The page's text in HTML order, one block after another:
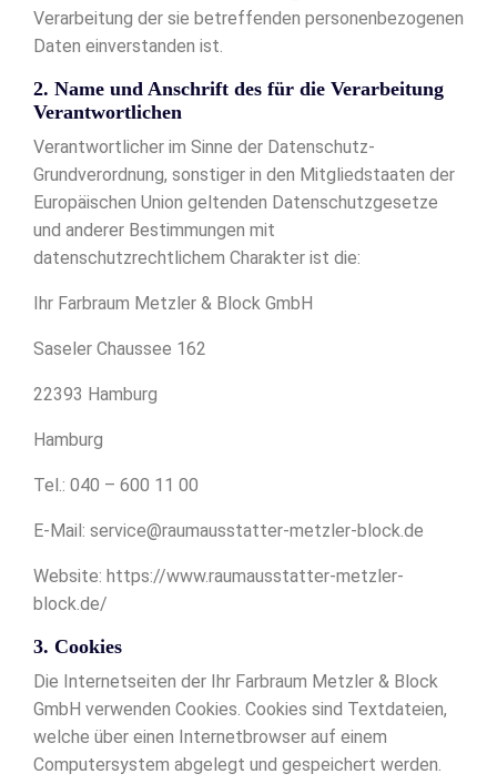
Verarbeitung der sie betreffenden personenbezogenen
Daten einverstanden ist.
2. Name und Anschrift des für die Verarbeitung
Verantwortlichen
Verantwortlicher im Sinne der Datenschutz-
Grundverordnung, sonstiger in den Mitgliedstaaten der
Europäischen Union geltenden Datenschutzgesetze
und anderer Bestimmungen mit
datenschutzrechtlichem Charakter ist die:
Ihr Farbraum Metzler & Block GmbH
Saseler Chaussee 162
22393 Hamburg
Hamburg
Tel.: 040 – 600 11 00
E-Mail: service@raumausstatter-metzler-block.de
Website: https://www.raumausstatter-metzler-
block.de/
3. Cookies
Die Internetseiten der Ihr Farbraum Metzler & Block
GmbH verwenden Cookies. Cookies sind Textdateien,
welche über einen Internetbrowser auf einem
Computersystem abgelegt und gespeichert werden.